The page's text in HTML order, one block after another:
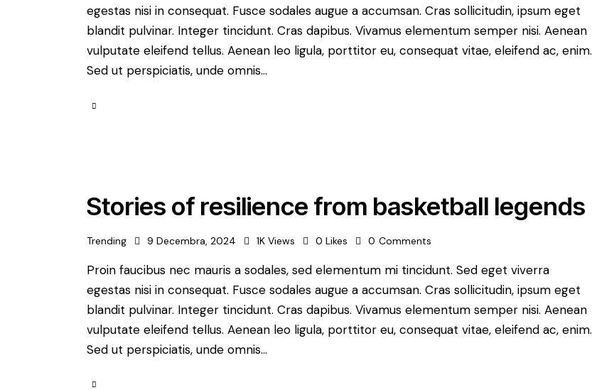
egestas nisi in consequat. Fusce sodales augue a accumsan. Cras sollicitudin, ipsum eget
blandit pulvinar. Integer tincidunt. Cras dapibus. Vivamus elementum semper nisi. Aenean
vulputate eleifend tellus. Aenean leo ligula, porttitor eu, consequat vitae, eleifend ac, enim.
Sed ut perspiciatis, unde omnis…
Stories of resilience from basketball legends
Trending 9 Decembra, 2024 1K Views 0 Likes 0 Comments
Proin faucibus nec mauris a sodales, sed elementum mi tincidunt. Sed eget viverra
egestas nisi in consequat. Fusce sodales augue a accumsan. Cras sollicitudin, ipsum eget
blandit pulvinar. Integer tincidunt. Cras dapibus. Vivamus elementum semper nisi. Aenean
vulputate eleifend tellus. Aenean leo ligula, porttitor eu, consequat vitae, eleifend ac, enim.
Sed ut perspiciatis, unde omnis…